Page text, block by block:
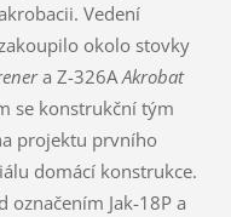
Vedení
okolo stovky
a Z-326AAkrobat
se konstrukční tým
projektu prvního
domácí konstrukce.
Jak-18P a